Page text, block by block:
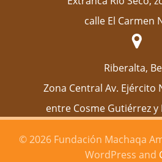
calle El Carmen
Riberalta,
Zona Central Av. Ejército
entre Cosme Gutiérrez y
© 2026 Fundación Machaqa
WordPress and